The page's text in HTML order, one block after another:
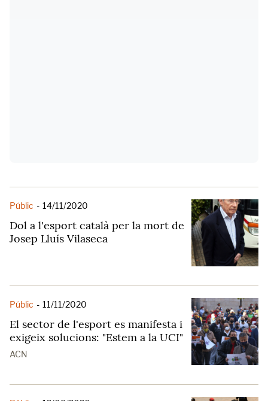
Públic - 14/11/2020
Dol a l'esport català per la mort de
Josep Lluís Vilaseca
Públic - 11/11/2020
El sector de l'esport es manifesta i
exigeix solucions: "Estem a la UCI"
ACN